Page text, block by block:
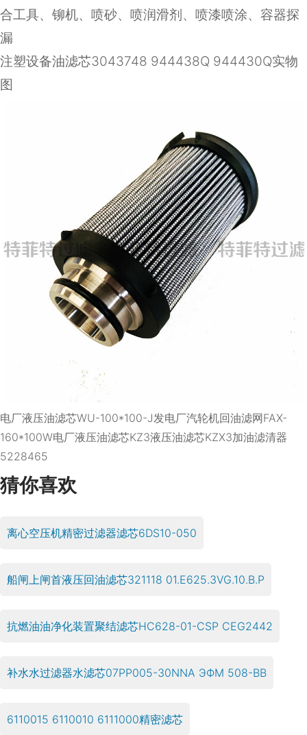
合工具、铆机、喷砂、喷润滑剂、喷漆喷涂、容器探
漏
注塑设备油滤芯3043748 944438Q 944430Q实物
图
电厂液压油滤芯WU-100*100-J发电厂汽轮机回油滤网FAX-
160*100W电厂液压油滤芯KZ3液压油滤芯KZX3加油滤清器
5228465
猜你喜欢
离心空压机精密过滤器滤芯6DS10-050
船闸上闸首液压回油滤芯321118 01.E625.3VG.10.B.P
抗燃油油净化装置聚结滤芯HC628-01-CSP CEG2442
补水水过滤器水滤芯07PP005-30NNA ЭФМ 508-ВВ
6110015 6110010 6111000精密滤芯